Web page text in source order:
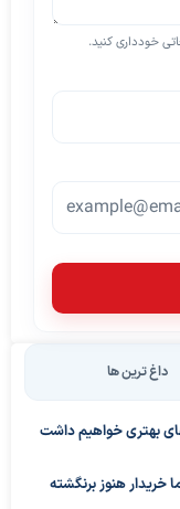
خودداری کنید.
داغ ترین ها
بهتری خواهیم داشت
خریدار هنوز برنگشته